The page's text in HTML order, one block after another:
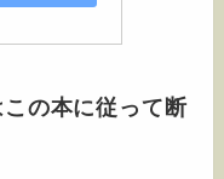
の本に従って断